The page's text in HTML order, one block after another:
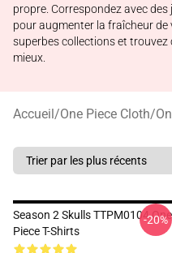
propre. Correspondez avec
pour augmenter la fraîcheur
superbes collections et trouvez
mieux.
Accueil/One Piece Cloth/
Season 2 Skulls TTPM0104 One
Piece T-Shirts
-20%